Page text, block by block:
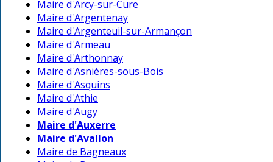
Maire d'Arcy-sur-Cure
Maire d'Argentenay
Maire d'Argenteuil-sur-Armançon
Maire d'Armeau
Maire d'Arthonnay
Maire d'Asnières-sous-Bois
Maire d'Asquins
Maire d'Athie
Maire d'Augy
Maire d'Auxerre
Maire d'Avallon
Maire de Bagneaux